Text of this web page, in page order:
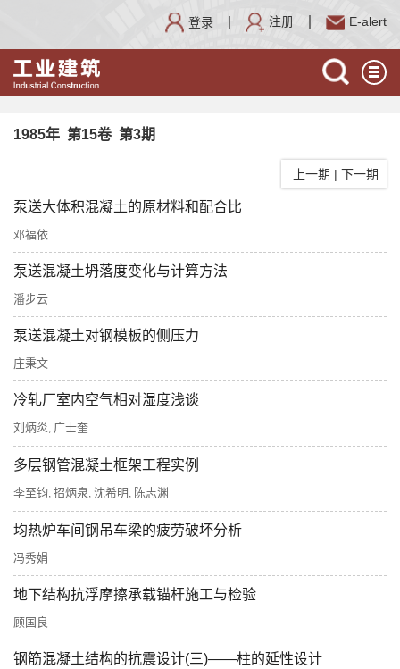
登录 注册 E-alert
1985年 第15卷 第3期
上一期 | 下一期
泵送大体积混凝土的原材料和配合比
邓福依
泵送混凝土坍落度变化与计算方法
潘步云
泵送混凝土对钢模板的侧压力
庄秉文
冷轧厂室内空气相对湿度浅谈
刘炳炎 广士奎
多层钢管混凝土框架工程实例
李至钧 招炳泉 沈希明 陈志渊
均热炉车间钢吊车梁的疲劳破坏分析
冯秀娟
地下结构抗浮摩擦承载锚杆施工与检验
顾国良
钢筋混凝土结构的抗震设计(三)——柱的延性设计